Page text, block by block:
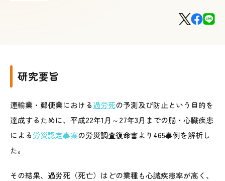
研究要旨
運輸業・郵便業における過労死の予測及び防止という目的を
達成するために、平成22年1月～27年3月までの脳・心臓疾患
による労災認定事案の労災調査復命書より465事例を解析し
た。
その結果、過労死（死亡）はどの業種も心臓疾患率が高く、